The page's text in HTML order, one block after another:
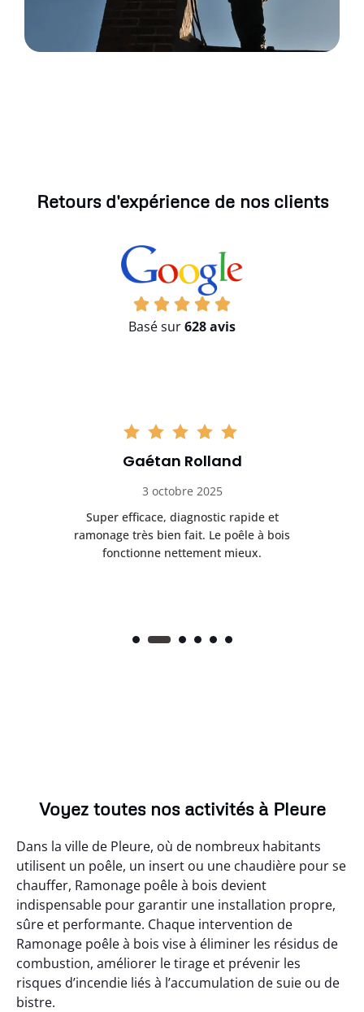
Retours d'expérience de nos clients
Basé sur628 avis
Gaétan Rolland
3 octobre 2025
Super efficace, diagnostic rapide et
ramonage très bien fait. Le poêle à bois
fonctionne nettement mieux.
Voyez toutes nos activités à Pleure
Dans la ville de Pleure, où de nombreux habitants
utilisent un poêle, un insert ou une chaudière pour se
chauffer, Ramonage poêle à bois devient
indispensable pour garantir une installation propre,
sûre et performante. Chaque intervention de
Ramonage poêle à bois vise à éliminer les résidus de
combustion, améliorer le tirage et prévenir les
risques d’incendie liés à l’accumulation de suie ou de
bistre.